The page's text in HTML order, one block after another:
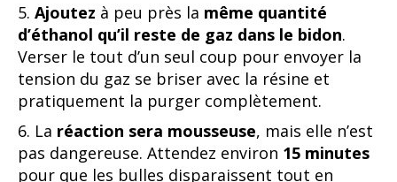
5. Ajoutez à peu près la même quantité
d’éthanol qu’il reste de gaz dans le bidon.
Verser le tout d’un seul coup pour envoyer la
tension du gaz se briser avec la résine et
pratiquement la purger complètement.
6. La réaction sera mousseuse, mais elle n’est
pas dangereuse. Attendez environ 15 minutes
pour que les bulles disparaissent tout en